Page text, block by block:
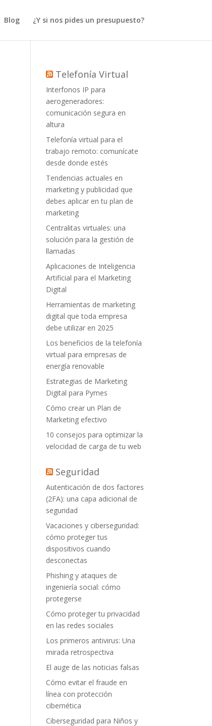
Blog ¿Y si nos pides un presupuesto?
Telefonía Virtual
Interfonos IP para
aerogeneradores:
comunicación segura en
altura
Telefonía virtual para el
trabajo remoto: comunícate
desde donde estés
Tendencias actuales en
marketing y publicidad que
debes aplicar en tu plan de
marketing
Centralitas virtuales: una
solución para la gestión de
llamadas
Aplicaciones de Inteligencia
Artificial para el Marketing
Digital
Herramientas de marketing
digital que toda empresa
debe utilizar en 2025
Los beneficios de la telefonía
virtual para empresas de
energía renovable
Estrategias de Marketing
Digital para Pymes
Cómo crear un Plan de
Marketing efectivo
10 consejos para optimizar la
velocidad de carga de tu web
Seguridad
Autenticación de dos factores
(2FA): una capa adicional de
seguridad
Vacaciones y ciberseguridad:
cómo proteger tus
dispositivos cuando
desconectas
Phishing y ataques de
ingeniería social: cómo
protegerse
Cómo proteger tu privacidad
en las redes sociales
Los primeros antivirus: Una
mirada retrospectiva
El auge de las noticias falsas
Cómo evitar el fraude en
línea con protección
cibernética
Ciberseguridad para Niños y